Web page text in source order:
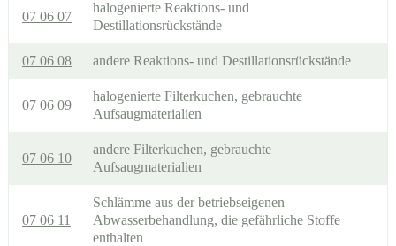
07 06 07
halogenierte Reaktions- und
Destillationsrückstände
07 06 08 andere Reaktions- und Destillationsrückstände
07 06 09
halogenierte Filterkuchen, gebrauchte
Aufsaugmaterialien
07 06 10
andere Filterkuchen, gebrauchte
Aufsaugmaterialien
07 06 11
Schlämme aus der betriebseigenen
Abwasserbehandlung, die gefährliche Stoffe
enthalten